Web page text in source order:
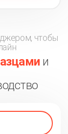
чтобы
и